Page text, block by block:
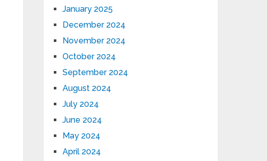
January 2025
December 2024
November 2024
October 2024
September 2024
August 2024
July 2024
June 2024
May 2024
April 2024